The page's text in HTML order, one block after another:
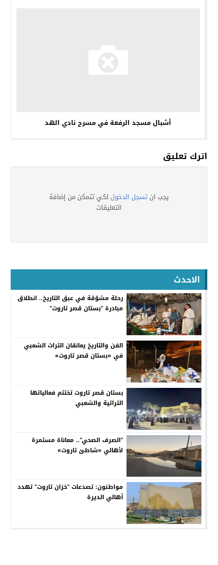
أشبال مسجد الرفعة في مسرح نادي الهد
اترك تعليق
يجب ان تسجل الدخول لكي تتمكن من إضافة
التعليقات
الاحدث
رحلة مشوّقة في عبق التاريخ.. انطلاق
مبادرة “بستان قصر تاروت”
الفن والتاريخ يعانقان التراث الشعبي
في «بستان قصر تاروت»
بستان قصر تاروت تختتم فعالياتها
التراثية والشعبي
”الصرف الصحي“.. معاناة مستمرة
لأهالي «شاطئ تاروت»
مواطنون: تصدعات ”خزان تاروت“ تهدد
أهالي الديرة